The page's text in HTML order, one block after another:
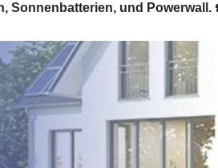
und